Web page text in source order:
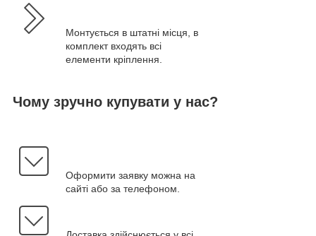
Монтується в штатні місця, в
комплект входять всі
елементи кріплення.
Чому зручно купувати у нас?
Оформити заявку можна на
сайті або за телефоном.